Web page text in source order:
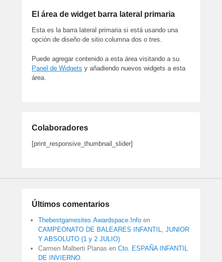
El área de widget barra lateral primaria
Esta es la barra lateral primaria si está usando una
opción de diseño de sitio columna dos o tres.
Puede agregar contenido a esta área visitando a su
Panel de Widgets y añadiendo nuevos widgets a esta
área.
Colaboradores
[print_responsive_thumbnail_slider]
Últimos comentarios
Thebestgamesites.Awardspace.Info en
CAMPEONATO DE BALEARES INFANTIL, JUNIOR
Y ABSOLUTO (1 y 2 JULIO)
Carmen Malberti Planas en Cto. ESPAÑA INFANTIL
DE INVIERNO.